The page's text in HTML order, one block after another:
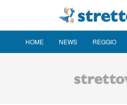
HOME NEWS REGGIO